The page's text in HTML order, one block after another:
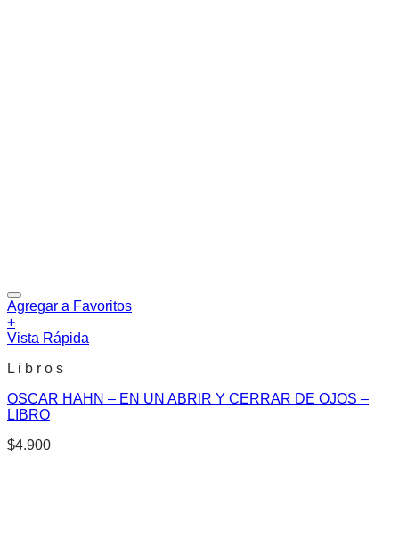
Agregar a Favoritos
+
Vista Rápida
L i b r o s
OSCAR HAHN – EN UN ABRIR Y CERRAR DE OJOS –
LIBRO
$4.900